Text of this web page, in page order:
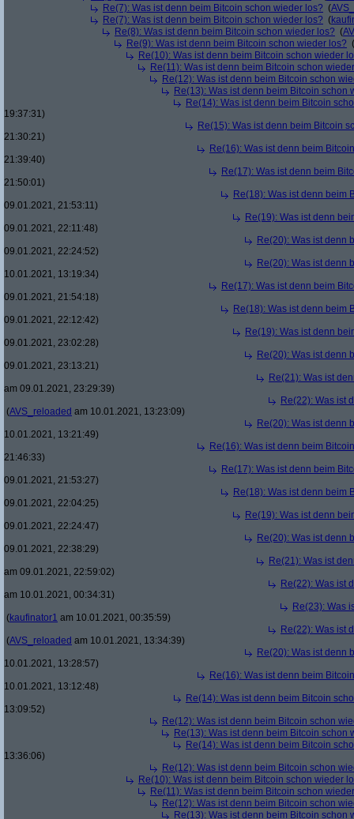
Re(7): Was ist denn beim Bitcoin schon wieder los? (
Re(7): Was ist denn beim Bitcoin schon wieder los? (
Re(8): Was ist denn beim Bitcoin schon wieder los? (
Re(9): Was ist denn beim Bitcoin schon wieder los? (
Re(10): Was ist denn beim Bitcoin schon wieder
Re(11): Was ist denn beim Bitcoin schon
Re(12): Was ist denn beim Bitcoin schon
Re(13): Was ist denn beim Bitcoin schon
Re(14): Was ist denn beim Bitcoin
19:37:31)
Re(15): Was ist denn beim Bitcoin
21:30:21)
Re(16): Was ist denn beim
21:39:40)
Re(17): Was ist denn beim
21:50:01)
Re(18): Was ist denn beim
09.01.2021, 21:53:11)
Re(19): Was ist denn
09.01.2021, 22:11:48)
Re(20): Was ist denn
09.01.2021, 22:24:52)
Re(20): Was ist denn
10.01.2021, 13:19:34)
Re(17): Was ist denn beim
09.01.2021, 21:54:18)
Re(18): Was ist denn beim
09.01.2021, 22:12:42)
Re(19): Was ist denn
09.01.2021, 23:02:28)
Re(20): Was ist denn
09.01.2021, 23:13:21)
Re(21): Was ist
am 09.01.2021, 23:29:39)
Re(22): Was ist
(AVS_reloaded am 10.01.2021, 13:23:09)
Re(20): Was ist denn
10.01.2021, 13:21:49)
Re(16): Was ist denn beim
21:46:33)
Re(17): Was ist denn beim
09.01.2021, 21:53:27)
Re(18): Was ist denn beim
09.01.2021, 22:04:25)
Re(19): Was ist denn
09.01.2021, 22:24:47)
Re(20): Was ist denn
09.01.2021, 22:38:29)
Re(21): Was ist
am 09.01.2021, 22:59:02)
Re(22): Was ist
am 10.01.2021, 00:34:31)
Re(23): Was
(kaufinator1 am 10.01.2021, 00:35:59)
Re(22): Was ist
(AVS_reloaded am 10.01.2021, 13:34:39)
Re(20): Was ist denn
10.01.2021, 13:28:57)
Re(16): Was ist denn beim
10.01.2021, 13:12:48)
Re(14): Was ist denn beim Bitcoin
13:09:52)
Re(12): Was ist denn beim Bitcoin schon
Re(13): Was ist denn beim Bitcoin schon
Re(14): Was ist denn beim Bitcoin
13:36:06)
Re(12): Was ist denn beim Bitcoin schon
Re(10): Was ist denn beim Bitcoin schon wieder
Re(11): Was ist denn beim Bitcoin schon
Re(12): Was ist denn beim Bitcoin schon
Re(13): Was ist denn beim Bitcoin schon